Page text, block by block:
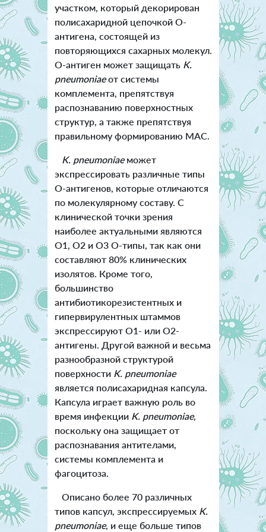
участком, который декорирован
полисахаридной цепочкой О-
антигена, состоящей из
повторяющихся сахарных молекул.
О-антиген может защищать K.
pneumoniaeот системы
комплемента, препятствуя
распознаванию поверхностных
структур, а также препятствуя
правильному формированию MAC.
K. pneumoniaeможет
экспрессировать различные типы
О-антигенов, которые отличаются
по молекулярному составу. С
клинической точки зрения
наиболее актуальными являются
О1, О2 и О3 О-типы, так как они
составляют 80% клинических
изолятов. Кроме того,
большинство
антибиотикорезистентных и
гипервирулентных штаммов
экспрессируют O1- или O2-
антигены. Другой важной и весьма
разнообразной структурой
поверхности K. pneumoniae
является полисахаридная капсула.
Капсула играет важную роль во
время инфекции K. pneumoniae,
поскольку она защищает от
распознавания антителами,
системы комплемента и
фагоцитоза.
Описано более 70 различных
типов капсул, экспрессируемых K.
pneumoniae, и еще больше типов